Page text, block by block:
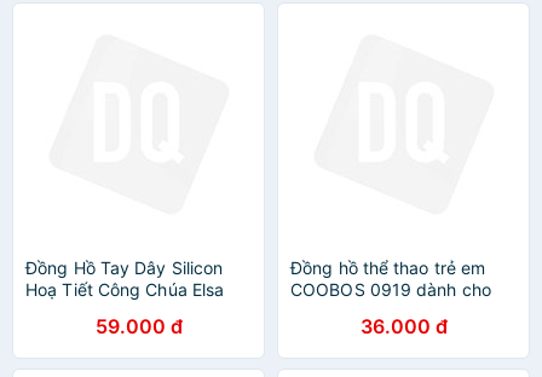
Đồng Hồ Tay Dây Silicon
Hoạ Tiết Công Chúa Elsa
59.000 đ
Đồng hồ thể thao trẻ em
COOBOS 0919 dành cho
36.000 đ